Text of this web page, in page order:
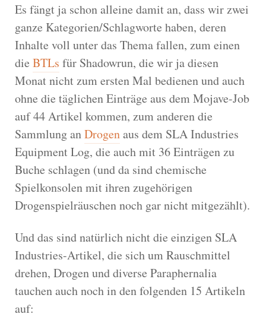
Es fängt ja schon alleine damit an, dass wir zwei
ganze Kategorien/Schlagworte haben, deren
Inhalte voll unter das Thema fallen, zum einen
die BTLs für Shadowrun, die wir ja diesen
Monat nicht zum ersten Mal bedienen und auch
ohne die täglichen Einträge aus dem Mojave-Job
auf 44 Artikel kommen, zum anderen die
Sammlung anDrogenaus dem SLA Industries
Equipment Log, die auch mit 36 Einträgen zu
Buche schlagen (und da sind chemische
Spielkonsolen mit ihren zugehörigen
Drogenspielräuschen noch gar nicht mitgezählt).
Und das sind natürlich nicht die einzigen SLA
Industries-Artikel, die sich um Rauschmittel
drehen, Drogen und diverse Paraphernalia
tauchen auch noch in den folgenden 15 Artikeln
auf: